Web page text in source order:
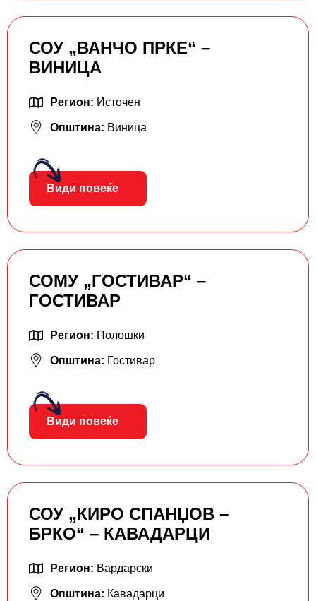
СОУ „ВАНЧО ПРКЕ“ –
ВИНИЦА
Регион: Источен
Општина: Виница
Види повеќе
СОМУ „ГОСТИВАР“ –
ГОСТИВАР
Регион: Полошки
Општина: Гостивар
Види повеќе
СОУ „КИРО СПАНЏОВ –
БРКО“ – КАВАДАРЦИ
Регион: Вардарски
Општина: Кавадарци